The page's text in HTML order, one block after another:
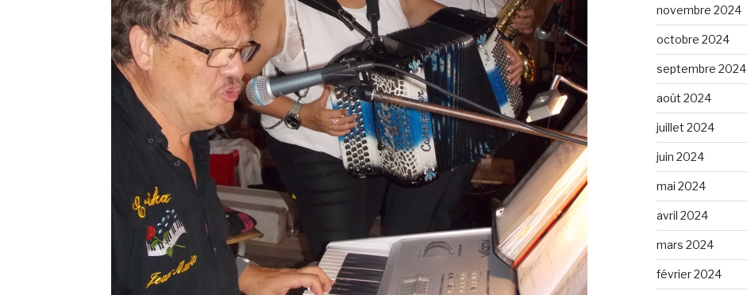
novembre 2024
octobre 2024
septembre 2024
août 2024
juillet 2024
juin 2024
mai 2024
avril 2024
mars 2024
février 2024